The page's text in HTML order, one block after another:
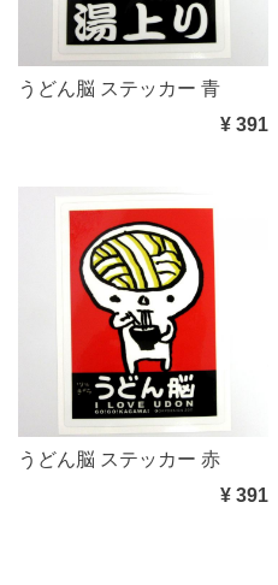
うどん脳 ステッカー 青
¥ 391
うどん脳 ステッカー 赤
¥ 391